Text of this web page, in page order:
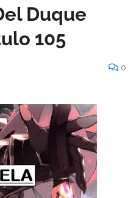
Duque
105
0